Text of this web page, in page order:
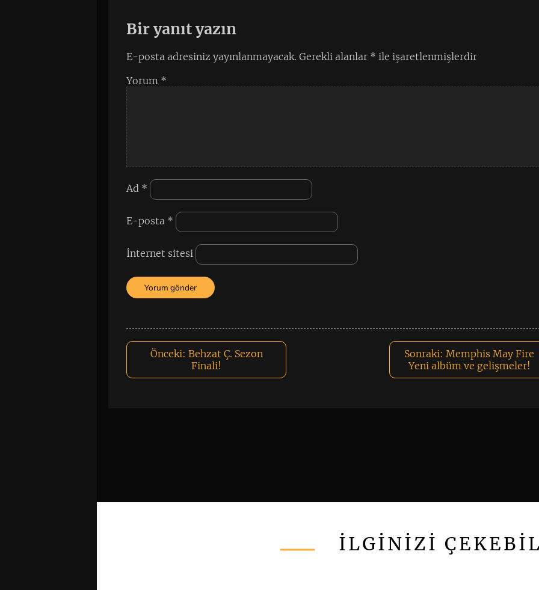
Bir yanıt yazın
E-posta adresiniz yayınlanmayacak. Gerekli alanlar * ile işaretlenmişlerdir
Yorum *
Ad *
E-posta *
İnternet sitesi
Önceki: Behzat Ç. Sezon
Finali!
Sonraki: Memphis May Fire
Yeni albüm ve gelişmeler!
İLGİNİZİ